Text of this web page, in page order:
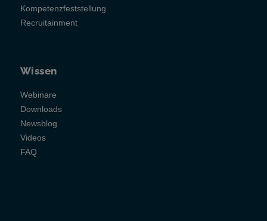
Kompetenzfeststellung
Recruitainment
Wissen
Webinare
Downloads
Newsblog
Videos
FAQ